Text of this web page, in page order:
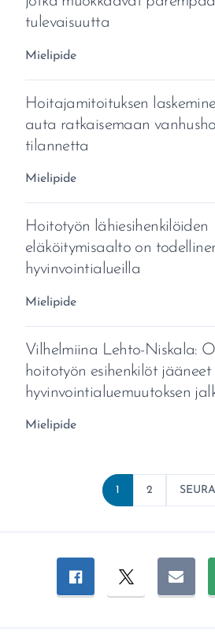
tulevaisuutta
Aihealue:
Mielipide
Hoitajamitoituksen
auta ratkaisemaan
tilannetta
Aihealue:
Mielipide
Hoitotyön lähiesihenkilöiden
eläköitymisaalto on
hyvinvointialueilla
Aihealue:
Mielipide
Vilhelmiina Lehto-Niskala:
hoitotyön esihenkilöt jääneet
hyvinvointialuemuutoksen
Aihealue:
Mielipide
1 2
Jaa
Jaa Facebookissa
Jaa Twitterissä
Jaa